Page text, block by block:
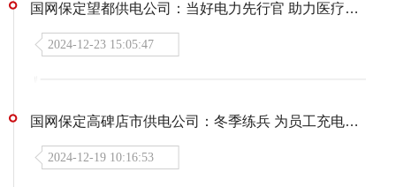
国网保定望都供电公司：当好电力先行官 助力医疗企业发展
2024-12-23 15:05:47
国网保定高碑店市供电公司：冬季练兵 为员工充电赋能
2024-12-19 10:16:53